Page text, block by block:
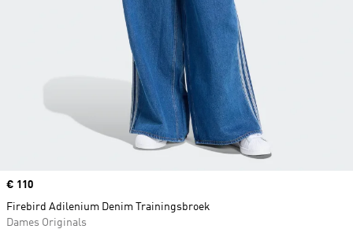
Price
€ 110
Firebird Adilenium Denim Trainingsbroek
Dames Originals